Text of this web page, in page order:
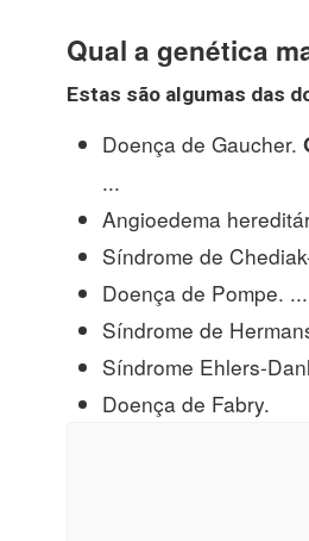
Qual a genética
Estas são algumas das
Doença de Gaucher.
...
Angioedema
Síndrome de
Doença de Pompe. ...
Síndrome de
Síndrome Ehlers-
Doença de Fabry.